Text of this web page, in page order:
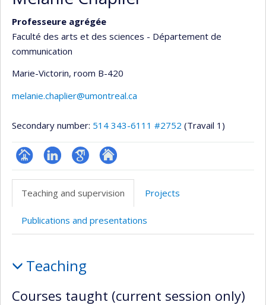
Professeure agrégée
Faculté des arts et des sciences - Département de
communication
Marie-Victorin, room B-420
melanie.chaplier@umontreal.ca
Secondary number: 514 343-6111 #2752 (Travail 1)
Page
(faculté,département,école)
LinkedInGoogleAutre
Teaching and supervision Projects
Publications and presentations
and
supervision
Teaching
Courses taught (current session only)